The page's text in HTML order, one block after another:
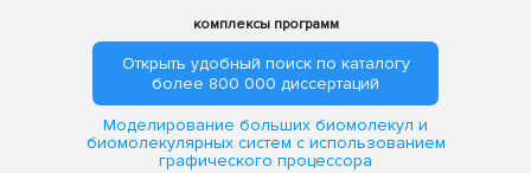
комплексы программ
Открыть удобный поиск по каталогу
более 800 000 диссертаций
Моделирование больших биомолекул и
биомолекулярных систем с использованием
графического процессора